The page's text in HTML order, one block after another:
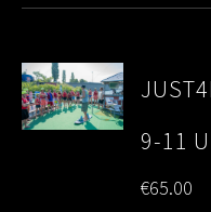
9-11
€65.00